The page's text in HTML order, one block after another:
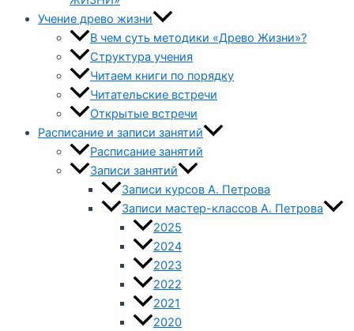
Учение древо жизни
В чем суть методики «Древо Жизни»?
Структура учения
Читаем книги по порядку
Читательские встречи
Открытые встречи
Расписание и записи занятий
Расписание занятий
Записи занятий
Записи курсов А. Петрова
Записи мастер-классов А. Петрова
2025
2024
2023
2022
2021
2020